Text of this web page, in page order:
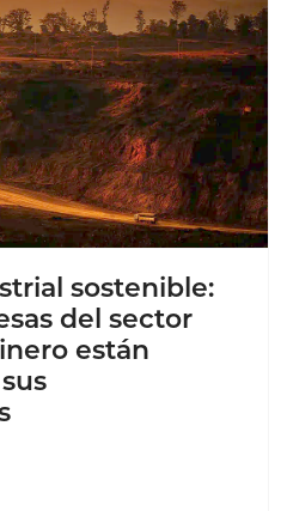
sostenible:
del sector
están